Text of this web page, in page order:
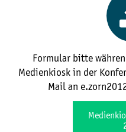
Formular bitte
Medienkiosk in der
Mail an